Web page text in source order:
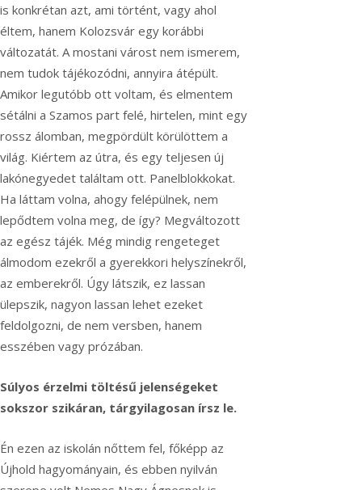
is konkrétan azt, ami történt, vagy ahol
éltem, hanem Kolozsvár egy korábbi
változatát. A mostani várost nem ismerem,
nem tudok tájékozódni, annyira átépült.
Amikor legutóbb ott voltam, és elmentem
sétálni a Szamos part felé, hirtelen, mint egy
rossz álomban, megpördült körülöttem a
világ. Kiértem az útra, és egy teljesen új
lakónegyedet találtam ott. Panelblokkokat.
Ha láttam volna, ahogy felépülnek, nem
lepődtem volna meg, de így? Megváltozott
az egész tájék. Még mindig rengeteget
álmodom ezekről a gyerekkori helyszínekről,
az emberekről. Úgy látszik, ez lassan
ülepszik, nagyon lassan lehet ezeket
feldolgozni, de nem versben, hanem
esszében vagy prózában.
Súlyos érzelmi töltésű jelenségeket
sokszor szikáran, tárgyilagosan írsz le.
Én ezen az iskolán nőttem fel, főképp az
Újhold hagyományain, és ebben nyilván